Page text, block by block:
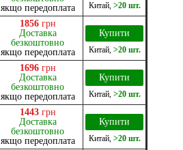
якщо передоплата
Китай, >20 шт.
1856 грн
Доставка
безкоштовно
якщо передоплата
Купити
Китай, >20 шт.
1696 грн
Доставка
безкоштовно
якщо передоплата
Купити
Китай, >20 шт.
1443 грн
Доставка
безкоштовно
якщо передоплата
Купити
Китай, >20 шт.